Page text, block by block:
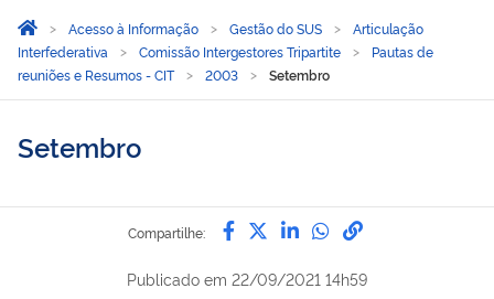
Você está aqui:
Página Inicial
Acesso à Informação Gestão do SUS
Articulação
Interfederativa
Comissão Intergestores Tripartite
Pautas de
reuniões e Resumos - CIT
2003 Setembro
Setembro
Compartilhe: Compartilhe por Facebook
Compartilhe por Twitter
Compartilhe por
Compartilhe
link para
Publicado em 22/09/2021 14h59